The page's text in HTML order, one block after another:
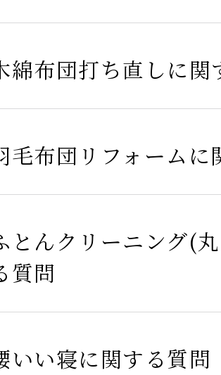
綿布団打ち直しに関
毛布団リフォームに
とんクリーニング(
質問
いい寝に関する質問